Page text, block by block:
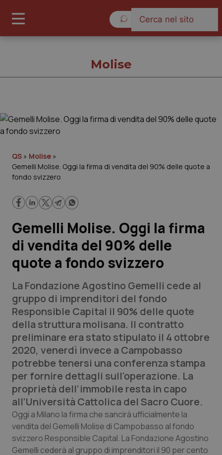
Governo e Parlamento
Regioni e Asl
Lavoro e Professioni
Scienza e Farmaci
Studi e Analisi
Lettere al direttore
Edizioni Regionali
QS Pro
Professionisti Sanitari.AI
Abruzzo
Basilicata
Calabria
QS Pro Gold
Artrite & artrosi
Asma & BPCO
QS Club Newsletter
Molise
QS » Molise »
Gemelli Molise. Oggi la firma di vendita del 90% delle quote a
fondo svizzero
Gemelli Molise. Oggi la firma
di vendita del 90% delle
quote a fondo svizzero
La Fondazione Agostino Gemelli cede al
gruppo di imprenditori del fondo
Responsible Capital il 90% delle quote
della struttura molisana. Il contratto
preliminare era stato stipulato il 4 ottobre
2020, venerdì invece a Campobasso
potrebbe tenersi una conferenza stampa
per fornire dettagli sull’operazione. La
proprietà dell’immobile resta in capo
all’Università Cattolica del Sacro Cuore.
Oggi a Milano la firma che sancirà ufficialmente la
vendita del Gemelli Molise di Campobasso al fondo
svizzero Responsible Capital. La Fondazione Agostino
Gemelli cederà al gruppo di imprenditori il 90 per cento